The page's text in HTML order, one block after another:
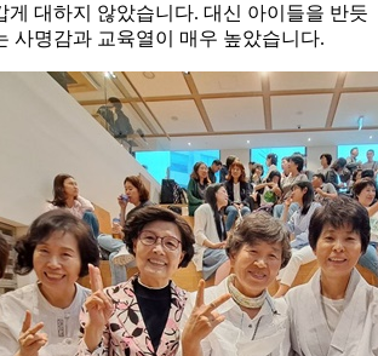
게 대하지 않았습니다. 대신 아이들을 반듯
사명감과 교육열이 매우 높았습니다.